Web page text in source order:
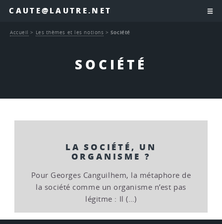
CAUTE@LAUTRE.NET
SOCIÉTÉ
Accueil > Les thèmes et les notions > Société
LA SOCIÉTÉ, UN
ORGANISME ?
Pour Georges Canguilhem, la métaphore de
la société comme un organisme n’est pas
légitme : Il (…)